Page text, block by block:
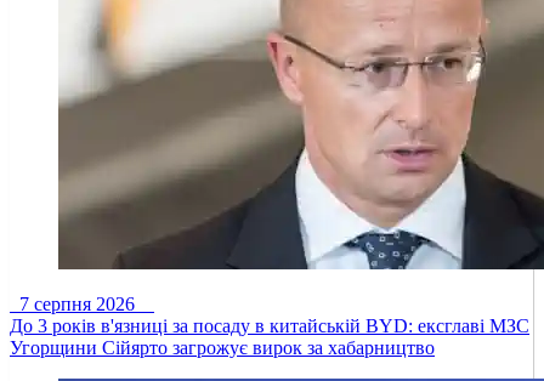
7 серпня 2026
До 3 років в'язниці за посаду в китайській BYD: ексглаві МЗС
Угорщини Сійярто загрожує вирок за хабарництво